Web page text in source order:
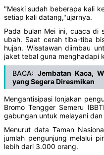
"Meski sudah beberapa kali
setiap kali datang,"ujarnya.
Pada bulan Mei ini, cuaca di
ubah. Saat cerah tiba-tiba
hujan. Wisatawan diimbau
jaket tebal guna menghadapi
BACA: Jembatan Kaca,
yang Segera Diresmikan
Mengantisipasi lonjakan
Bromo Tengger Semeru
gabungan untuk melayani
Menurut data Taman
jumlah pengunjung melalui
lebih dari 3.000 orang.